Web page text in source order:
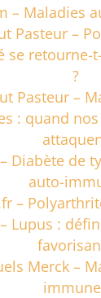
– Maladies
Pasteur –
se retourne-
?
Pasteur –
: quand
Diabète de
auto-
–
Lupus :
Merck –